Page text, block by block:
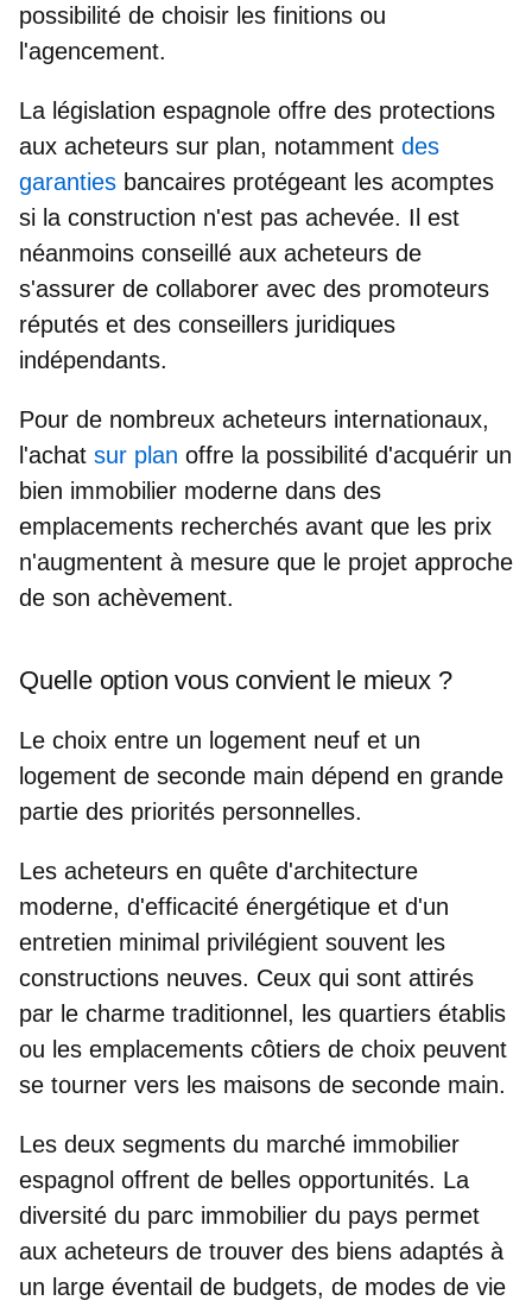
possibilité de choisir les finitions ou
l'agencement.
La législation espagnole offre des protections
aux acheteurs sur plan, notamment des
garanties bancaires protégeant les acomptes
si la construction n'est pas achevée. Il est
néanmoins conseillé aux acheteurs de
s'assurer de collaborer avec des promoteurs
réputés et des conseillers juridiques
indépendants.
Pour de nombreux acheteurs internationaux,
l'achat sur plan offre la possibilité d'acquérir un
bien immobilier moderne dans des
emplacements recherchés avant que les prix
n'augmentent à mesure que le projet approche
de son achèvement.
Quelle option vous convient le mieux ?
Le choix entre un logement neuf et un
logement de seconde main dépend en grande
partie des priorités personnelles.
Les acheteurs en quête d'architecture
moderne, d'efficacité énergétique et d'un
entretien minimal privilégient souvent les
constructions neuves. Ceux qui sont attirés
par le charme traditionnel, les quartiers établis
ou les emplacements côtiers de choix peuvent
se tourner vers les maisons de seconde main.
Les deux segments du marché immobilier
espagnol offrent de belles opportunités. La
diversité du parc immobilier du pays permet
aux acheteurs de trouver des biens adaptés à
un large éventail de budgets, de modes de vie